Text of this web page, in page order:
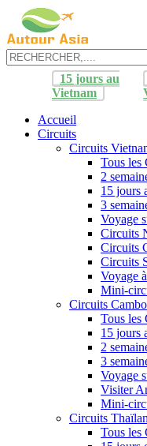
15 jours au
Vietnam
Accueil
Circuits
Circuits
Tous les
2
15 jours
3
Voyage
Circuits
Circuits
Circuits
Voyage
Mini-
Circuits
Tous les
15 jours
2
3
Voyage
Visiter
Mini-
Circuits
Tous les